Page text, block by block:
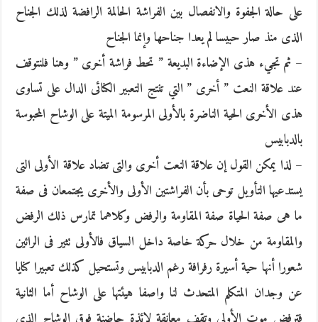
على حالة الجفوة والانفصال بين الفراشة الحالمة الرافضة لذلك الجناح
الذى منذ صار حبيسا لم يعدا جناحها وإنما الجناح
– ثم تجيء هذى الإضاءة البديعة ” تحط فراشة أخرى ” وهنا فلنتوقف
عند علاقة النعت ” أخرى ” التي تنتج التعبير الكنائى الدال على تساوى
هذى الأخرى الحية الناضرة بالأولى المرسومة الميتة على الوشاح المحبوسة
بالدبابيس
– لذا يمكن القول إن علاقة النعت أخرى والتى تضاد علاقة الأولى التى
يستدعيها التأويل توحى بأن الفراشتين الأولى والأخرى يجتمعان فى صفة
ما هى صفة الحياة صفة المقاومة والرفض وكلاهما تمارس ذلك الرفض
والمقاومة من خلال حركة خاصة داخل السياق فالأولى تثير فى الرائين
شعورا أنها حية أسيرة رفرافة رغم الدبابيس وتستحيل كذلك تعبيرا كنايا
عن وجدان المتكلم المتحدث لنا واصفا هيئتها على الوشاح أما الثانية